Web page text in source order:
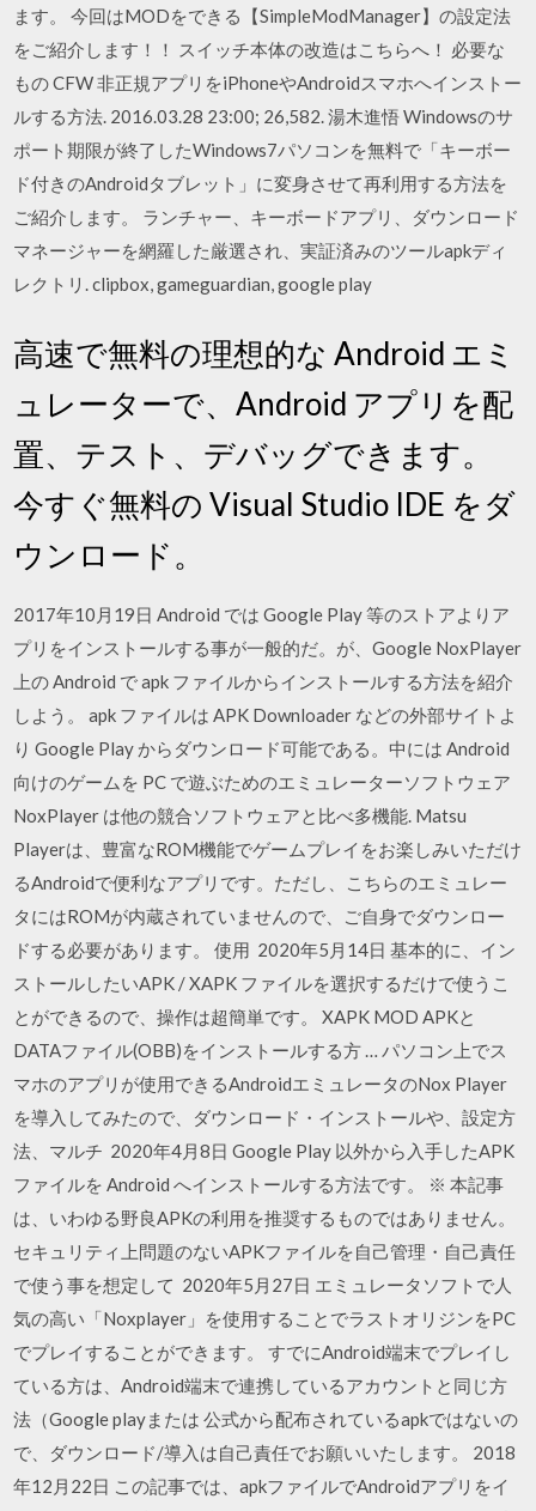
ます。 今回はMODをできる【SimpleModManager】の設定法
をご紹介します！！ スイッチ本体の改造はこちらへ！ 必要な
もの CFW 非正規アプリをiPhoneやAndroidスマホへインストー
ルする方法. 2016.03.28 23:00; 26,582. 湯木進悟 Windowsのサ
ポート期限が終了したWindows7パソコンを無料で「キーボー
ド付きのAndroidタブレット」に変身させて再利用する方法を
ご紹介します。 ランチャー、キーボードアプリ、ダウンロード
マネージャーを網羅した厳選され、実証済みのツールapkディ
レクトリ. clipbox, gameguardian, google play
高速で無料の理想的な Android エミ
ュレーターで、Android アプリを配
置、テスト、デバッグできます。
今すぐ無料の Visual Studio IDE をダ
ウンロード。
2017年10月19日 Android では Google Play 等のストアよりア
プリをインストールする事が一般的だ。が、Google NoxPlayer
上の Android で apk ファイルからインストールする方法を紹介
しよう。 apk ファイルは APK Downloader などの外部サイトよ
り Google Play からダウンロード可能である。中には Android
向けのゲームを PC で遊ぶためのエミュレーターソフトウェア
NoxPlayer は他の競合ソフトウェアと比べ多機能. Matsu
Playerは、豊富なROM機能でゲームプレイをお楽しみいただけ
るAndroidで便利なアプリです。ただし、こちらのエミュレー
タにはROMが内蔵されていませんので、ご自身でダウンロー
ドする必要があります。 使用 2020年5月14日 基本的に、イン
ストールしたいAPK / XAPK ファイルを選択するだけで使うこ
とができるので、操作は超簡単です。 XAPK MOD APKと
DATAファイル(OBB)をインストールする方 … パソコン上でス
マホのアプリが使用できるAndroidエミュレータのNox Player
を導入してみたので、ダウンロード・インストールや、設定方
法、マルチ 2020年4月8日 Google Play 以外から入手したAPK
ファイルを Android へインストールする方法です。 ※ 本記事
は、いわゆる野良APKの利用を推奨するものではありません。
セキュリティ上問題のないAPKファイルを自己管理・自己責任
で使う事を想定して 2020年5月27日 エミュレータソフトで人
気の高い「Noxplayer」を使用することでラストオリジンをPC
でプレイすることができます。 すでにAndroid端末でプレイし
ている方は、Android端末で連携しているアカウントと同じ方
法（Google playまたは 公式から配布されているapkではないの
で、ダウンロード/導入は自己責任でお願いいたします。 2018
年12月22日 この記事では、apkファイルでAndroidアプリをイ